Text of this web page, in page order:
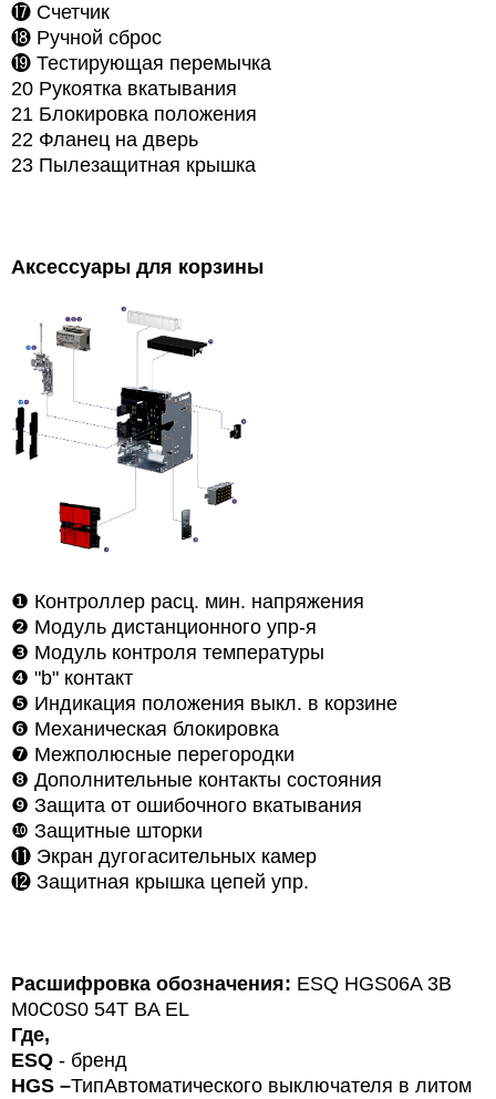
⓱ Счетчик
⓲ Ручной сброс
⓳ Тестирующая перемычка
20 Рукоятка вкатывания
21 Блокировка положения
22 Фланец на дверь
23 Пылезащитная крышка
Аксессуары для корзины
❶ Контроллер расц. мин. напряжения
❷ Модуль дистанционного упр-я
❸ Модуль контроля температуры
❹ "b" контакт
❺ Индикация положения выкл. в корзине
❻ Механическая блокировка
❼ Межполюсные перегородки
❽ Дополнительные контакты состояния
❾ Защита от ошибочного вкатывания
❿ Защитные шторки
⓫ Экран дугогасительных камер
⓬ Защитная крышка цепей упр.
Расшифровка обозначения: ESQ HGS06A 3B
M0C0S0 54T BA EL
Где,
ESQ - бренд
HGS –ТипАвтоматического выключателя в литом